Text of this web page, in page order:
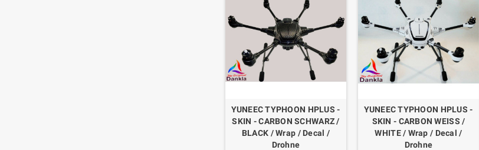
YUNEEC TYPHOON HPLUS -
SKIN - CARBON SCHWARZ /
BLACK / Wrap / Decal /
Drohne
YUNEEC TYPHOON HPLUS -
SKIN - CARBON WEISS /
WHITE / Wrap / Decal /
Drohne